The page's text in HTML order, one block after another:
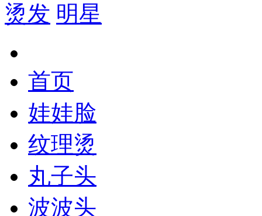
烫发 明星
首页
娃娃脸
纹理烫
丸子头
波波头